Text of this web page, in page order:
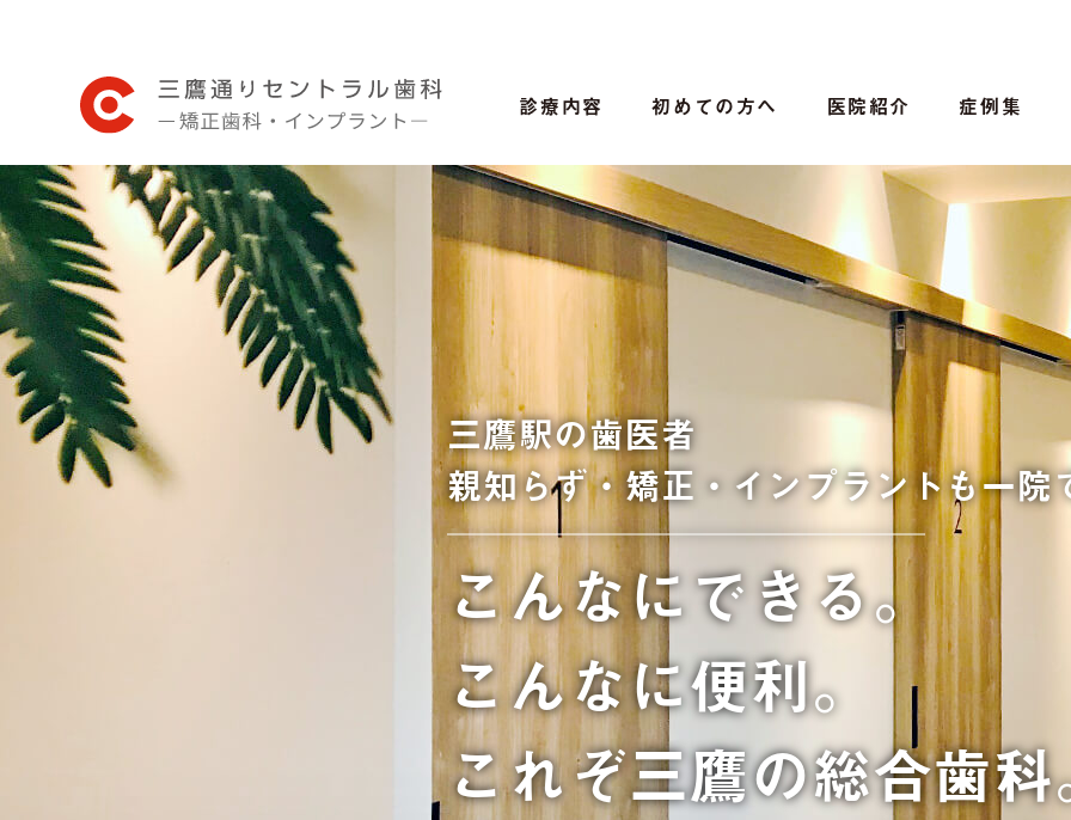
診療内容 初めての方へ 医院紹介 症例集
三鷹駅の歯医者
親知らず・矯正・インプラントも一院
こんなにできる。
こんなに便利。
これぞ三鷹の総合歯